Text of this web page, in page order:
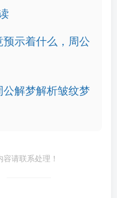
示着什么，周公
解梦解析皱纹梦
请联系处理！